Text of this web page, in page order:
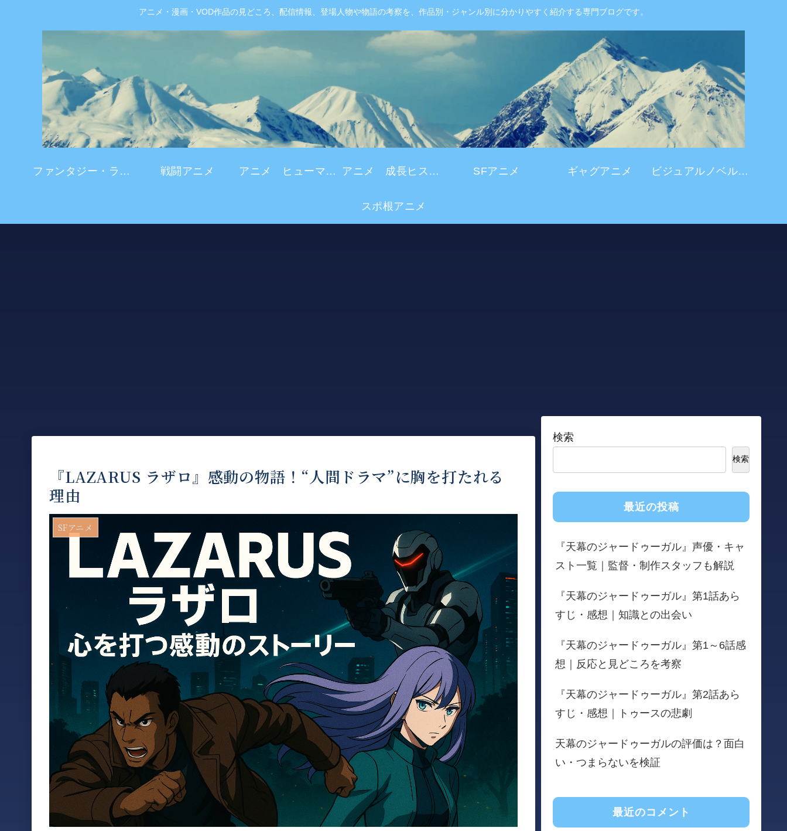
アニメ・漫画・VOD作品の見どころ、配信情報、登場人物や物語の考察を、作品別・ジャンル別に分かりやすく紹介する専門ブログです。
ファンタジー・ラブコメ 戦闘アニメ アニメ ヒューマンドラマ アニメ 成長ヒストリー SFアニメ ギャグアニメ ビジュアルノベル系 アニメ
スポ根アニメ
『LAZARUS ラザロ』感動の物語！“人間ドラマ”に胸を打たれる
理由
SFアニメ
検索
検索
最近の投稿
『天幕のジャードゥーガル』声優・キャ
スト一覧｜監督・制作スタッフも解説
『天幕のジャードゥーガル』第1話あら
すじ・感想｜知識との出会い
『天幕のジャードゥーガル』第1～6話感
想｜反応と見どころを考察
『天幕のジャードゥーガル』第2話あら
すじ・感想｜トゥースの悲劇
天幕のジャードゥーガルの評価は？面白
い・つまらないを検証
最近のコメント